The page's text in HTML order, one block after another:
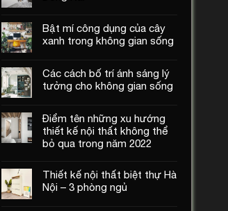
Bật mí công dụng của cây
xanh trong không gian sống
Các cách bố trí ánh sáng lý
tưởng cho không gian sống
Điểm tên những xu hướng
thiết kế nội thất không thể
bỏ qua trong năm 2022
Thiết kế nội thất biệt thự Hà
Nội – 3 phòng ngủ